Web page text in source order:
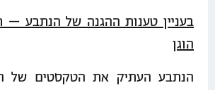
בעניין טענות ההגנה של הנתבע –
הוגן
הנתבע העתיק את הטקסטים של